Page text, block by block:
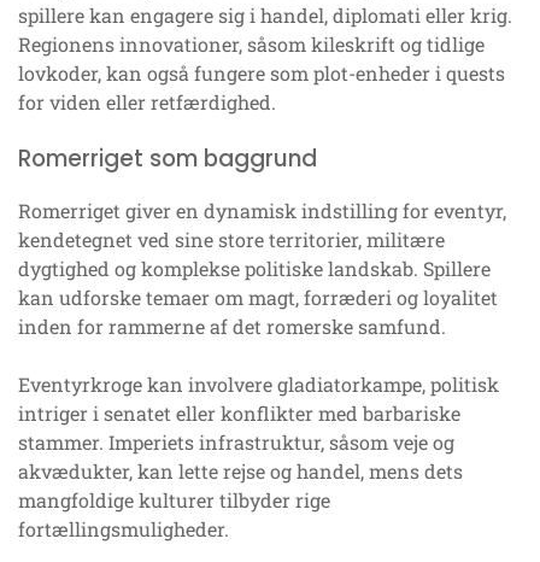
spillere kan engagere sig i handel, diplomati eller krig.
Regionens innovationer, såsom kileskrift og tidlige
lovkoder, kan også fungere som plot-enheder i quests
for viden eller retfærdighed.
Romerriget som baggrund
Romerriget giver en dynamisk indstilling for eventyr,
kendetegnet ved sine store territorier, militære
dygtighed og komplekse politiske landskab. Spillere
kan udforske temaer om magt, forræderi og loyalitet
inden for rammerne af det romerske samfund.
Eventyrkroge kan involvere gladiatorkampe, politisk
intriger i senatet eller konflikter med barbariske
stammer. Imperiets infrastruktur, såsom veje og
akvædukter, kan lette rejse og handel, mens dets
mangfoldige kulturer tilbyder rige
fortællingsmuligheder.